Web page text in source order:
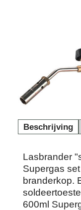
Beschrijving
Lasbrander
Supergas
branderkop.
600ml